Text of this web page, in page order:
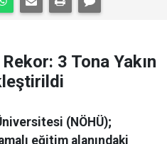
Rekor: 3 Tona Yakın
(NÖHÜ);
eğitim alanındaki